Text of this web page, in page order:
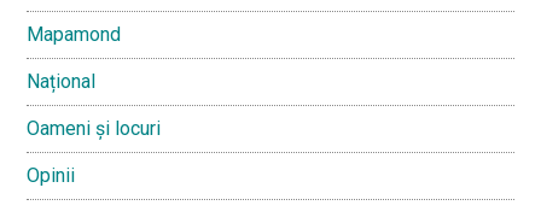
Mapamond
Național
Oameni și locuri
Opinii